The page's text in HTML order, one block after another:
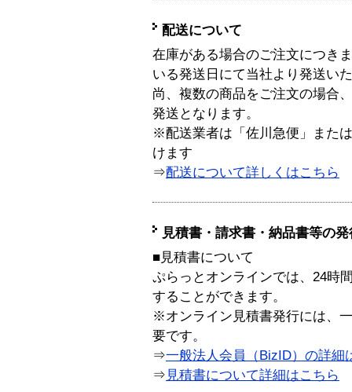
配送について
在庫がある場合のご注文につき
いる発送日にて当社より発送い
尚、複数の商品をご注文の場合
発送となります。
※配送業者は「佐川急便」また
けます
⇒配送について詳しくはこちら
見積書・請求書・納品書等の
■見積書について
ぷらっとオンラインでは、24時
することができます。
※オンライン見積書発行には、
要です。
⇒一般法人会員（BizID）の詳細
⇒ 見積書について詳細はこちら